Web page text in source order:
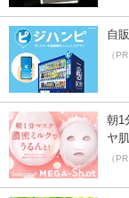
自
（
朝1
ヤ肌
（